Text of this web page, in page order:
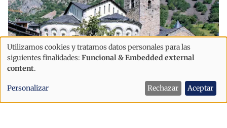
Economía
El turismo internacional gana peso en
Uso
de
datos
personales
Utilizamos cookies y tratamos datos personales para las
siguientes finalidades: Funcional & Embedded external
content.
Personalizar Rechazar Aceptar